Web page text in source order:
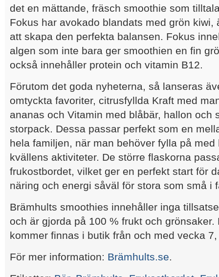
det en mättande, fräsch smoothie som
Fokus har avokado blandats med grön kiwi,
att skapa den perfekta balansen. Fokus
algen som inte bara ger smoothien en fin
också innehåller protein och vitamin B12.
Förutom det goda nyheterna, så lanseras
omtyckta favoriter, citrusfyllda Kraft med
ananas och Vitamin med blåbär, hallon och
storpack. Dessa passar perfekt som en
hela familjen, när man behöver fylla på med
kvällens aktiviteter. De större flaskorna
frukostbordet, vilket ger en perfekt start för
näring och energi såväl för stora som små i
Brämhults smoothies innehåller inga
och är gjorda på 100 % frukt och grönsaker.
kommer finnas i butik från och med vecka
För mer information: Brämhults.se.